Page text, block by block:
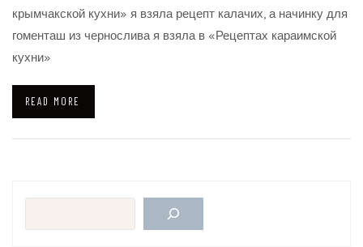
крымчакской кухни» я взяла рецепт калачих, а начинку для
гоменташ из чернослива я взяла в «Рецептах караимской
кухни»
READ MORE